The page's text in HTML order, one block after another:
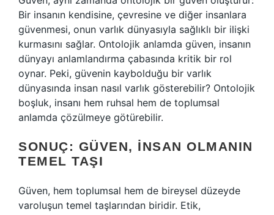
Bir insanın kendisine, çevresine ve diğer insanlara
güvenmesi, onun varlık dünyasıyla sağlıklı bir ilişki
kurmasını sağlar. Ontolojik anlamda güven, insanın
dünyayı anlamlandırma çabasında kritik bir rol
oynar. Peki, güvenin kaybolduğu bir varlık
dünyasında insan nasıl varlık gösterebilir? Ontolojik
boşluk, insanı hem ruhsal hem de toplumsal
anlamda çözülmeye götürebilir.
SONUÇ: GÜVEN, İNSAN OLMANIN
TEMEL TAŞI
Güven, hem toplumsal hem de bireysel düzeyde
varoluşun temel taşlarından biridir. Etik,